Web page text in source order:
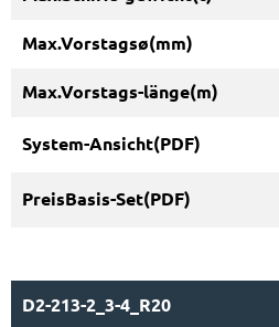
D2-213-2_3-4_R20